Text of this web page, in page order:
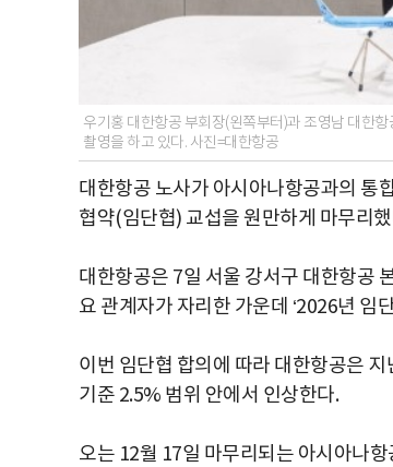
우기홍 대한항공 부회장(왼쪽부터)과 조영남 대한
촬영을 하고 있다. 사진=대한항공
대한항공 노사가 아시아나항공과의 통
협약(임단협) 교섭을 원만하게 마무리
대한항공은 7일 서울 강서구 대한항공
요 관계자가 자리한 가운데 ‘2026년 임
이번 임단협 합의에 따라 대한항공은
기준 2.5% 범위 안에서 인상한다.
오는 12월 17일 마무리되는 아시아나